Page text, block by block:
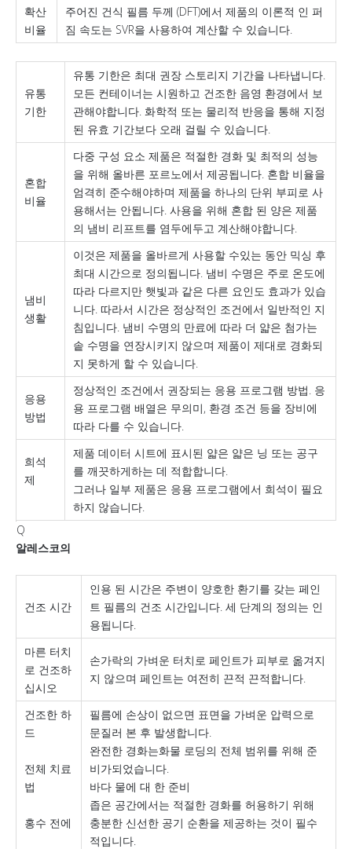
확산
비율
주어진 건식 필름 두께 (DFT)에서 제품의 이론적 인 퍼
짐 속도는 SVR을 사용하여 계산할 수 있습니다.
유통
기한
유통 기한은 최대 권장 스토리지 기간을 나타냅니다.
모든 컨테이너는 시원하고 건조한 음영 환경에서 보
관해야합니다. 화학적 또는 물리적 반응을 통해 지정
된 유효 기간보다 오래 걸릴 수 있습니다.
혼합
비율
다중 구성 요소 제품은 적절한 경화 및 최적의 성능
을 위해 올바른 포르노에서 제공됩니다. 혼합 비율을
엄격히 준수해야하며 제품을 하나의 단위 부피로 사
용해서는 안됩니다. 사용을 위해 혼합 된 양은 제품
의 냄비 리프트를 염두에두고 계산해야합니다.
냄비
생활
이것은 제품을 올바르게 사용할 수있는 동안 믹싱 후
최대 시간으로 정의됩니다. 냄비 수명은 주로 온도에
따라 다르지만 햇빛과 같은 다른 요인도 효과가 있습
니다. 따라서 시간은 정상적인 조건에서 일반적인 지
침입니다. 냄비 수명의 만료에 따라 더 얇은 첨가는
솥 수명을 연장시키지 않으며 제품이 제대로 경화되
지 못하게 할 수 있습니다.
응용
방법
정상적인 조건에서 권장되는 응용 프로그램 방법. 응
용 프로그램 배열은 무의미, 환경 조건 등을 장비에
따라 다를 수 있습니다.
희석
제
제품 데이터 시트에 표시된 얇은 얇은 닝 또는 공구
를 깨끗하게하는 데 적합합니다.
그러나 일부 제품은 응용 프로그램에서 희석이 필요
하지 않습니다.
Q
알레스코의
건조 시간
인용 된 시간은 주변이 양호한 환기를 갖는 페인
트 필름의 건조 시간입니다. 세 단계의 정의는 인
용됩니다.
마른 터치
로 건조하
십시오
손가락의 가벼운 터치로 페인트가 피부로 옮겨지
지 않으며 페인트는 여전히 끈적 끈적합니다.
건조한 하
드
전체 치료
법
홍수 전에
필름에 손상이 없으면 표면을 가벼운 압력으로
문질러 본 후 발생합니다.
완전한 경화는화물 로딩의 전체 범위를 위해 준
비가되었습니다.
바다 물에 대 한 준비
좁은 공간에서는 적절한 경화를 허용하기 위해
충분한 신선한 공기 순환을 제공하는 것이 필수
적입니다.